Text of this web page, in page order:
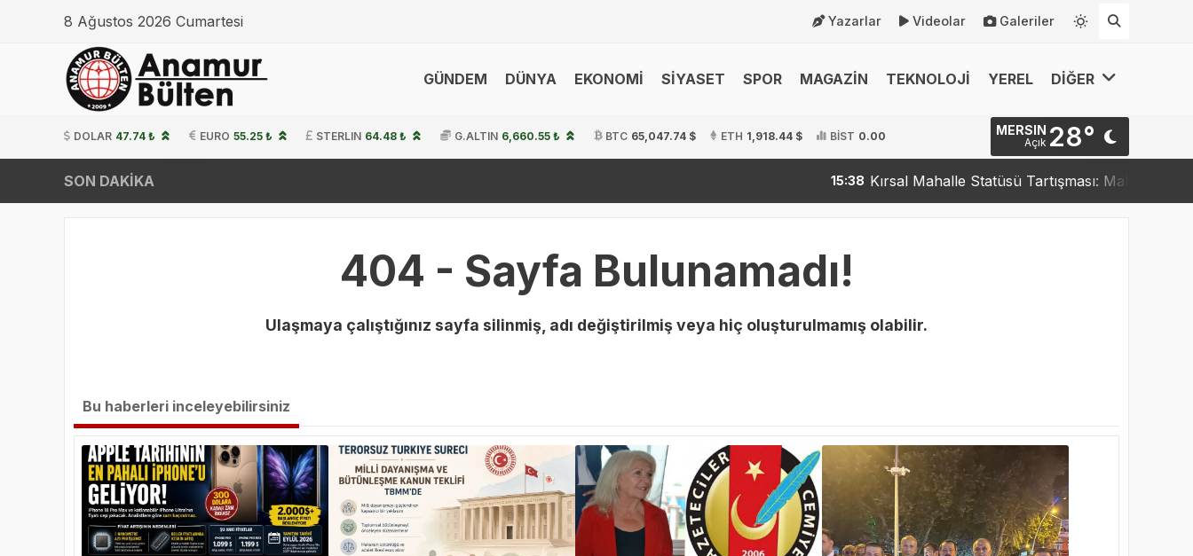
8 Ağustos 2026 Cumartesi Yazarlar Videolar Galeriler
GÜNDEM DÜNYA EKONOMİ SİYASET SPOR MAGAZİN TEKNOLOJİ YEREL DİĞER
DOLAR 47.74 ₺ EURO 55.25 ₺ STERLIN 64.48 ₺ G.ALTIN 6,660.55 ₺ BTC 65,047.74 $ ETH 1,918.44 $ BİST 0.00 MERSIN
Açık 28°
SON DAKİKA 15:38 Kırsal Mahalle Statüsü Tartışması: Mahalleler
404 - Sayfa Bulunamadı!
Ulaşmaya çalıştığınız sayfa silinmiş, adı değiştirilmiş veya hiç oluşturulmamış olabilir.
Bu haberleri inceleyebilirsiniz